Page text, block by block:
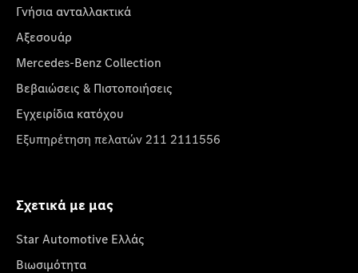
Γνήσια ανταλλακτικά
Αξεσουάρ
Mercedes-Benz Collection
Βεβαιώσεις & Πιστοποιήσεις
Εγχειρίδια κατόχου
Εξυπηρέτηση πελατών 211 2111556
Σχετικά με μας
Star Automotive Ελλάς
Βιωσιμότητα